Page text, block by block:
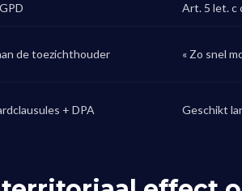
Art. 5 let. c
de toezichthouder « Zo snel
+ DPA Geschikt